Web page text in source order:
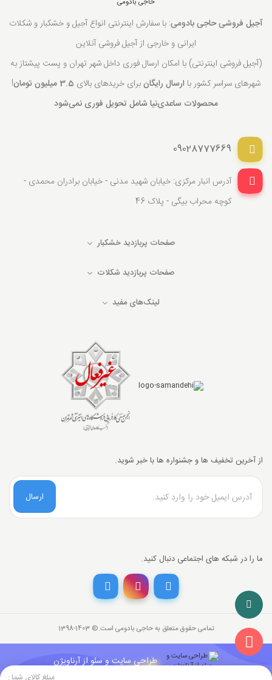
مبلغ کالای شما :
آجیل فروشی حاجی بادومی: با سفارش اینترنتی انواع آجیل و خشکبار و شکلات
ایرانی و خارجی از آجیل فروشی آنلاین
(آجیل فروشی اینترنتی) با امکان ارسال فوری داخل شهر تهران و پست پیشتاز به
شهرهای سراسر کشور با ارسال رایگانبرای خریدهای بالای 3.5 میلیون تومان
!
محصولات ساعدی‌نیا شامل تحویل فوری نمی‌شود
09028777669
آدرس انبار مرکزی: خیابان شهید مدنی - خیابان برادران محمدی -
کوچه محراب بیگی - پلاک 46
صفحات پربازدید خشکبار
صفحات پربازدید شکلات
لینک‌های مفید
از آخرین تخفیف ها و جشنواره ها با خبر شوید.
ارسال
ما را در شبکه های اجتماعی دنبال کنید.
تمامی حقوق متعلق به حاجی بادومی است.©‏ 1398-1403
طراحی سایت و سئو از آرناویژن